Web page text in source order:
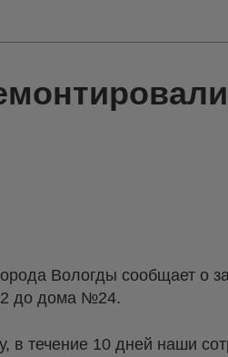
Вологды сообщает о
до дома №24.
в течение 10 дней наши